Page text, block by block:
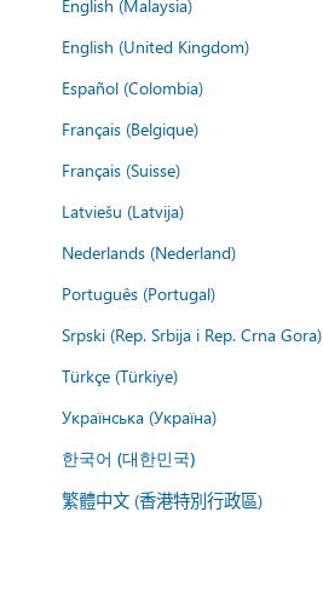
English (Malaysia)
English (United Kingdom)
Español (Colombia)
Français (Belgique)
Français (Suisse)
Latviešu (Latvija)
Nederlands (Nederland)
Português (Portugal)
Srpski (Rep. Srbija i Rep. Crna Gora)
Türkçe (Türkiye)
Українська (Україна)
한국어 (대한민국)
繁體中文 (香港特別行政區)